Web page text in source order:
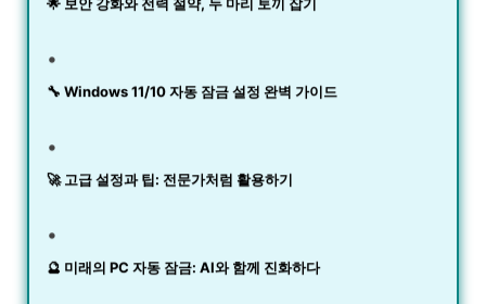
🌟 보안 강화와 전력 절약, 두 마리 토끼 잡기
🔧 Windows 11/10 자동 잠금 설정 완벽 가이드
🚀 고급 설정과 팁: 전문가처럼 활용하기
🔮 미래의 PC 자동 잠금: AI와 함께 진화하다